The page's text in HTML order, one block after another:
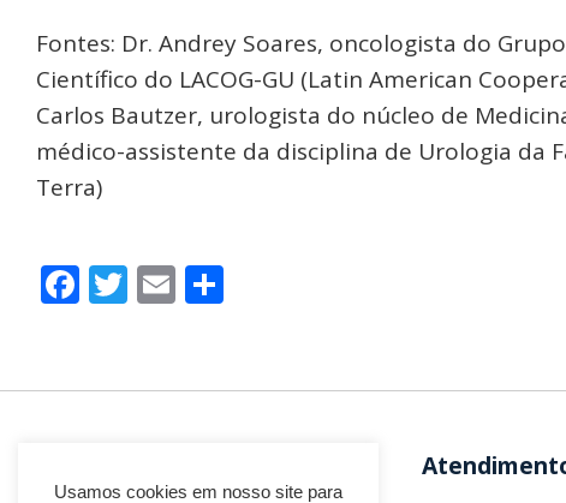
Fontes: Dr. Andrey Soares, oncologista do
Científico do LACOG-GU (Latin American
Carlos Bautzer, urologista do núcleo de
médico-assistente da disciplina de Urologia da
Terra)
Facebook
Twitter
Email
Usamos cookies em nosso site para